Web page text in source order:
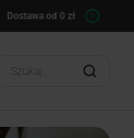
Wysyłka w 24h